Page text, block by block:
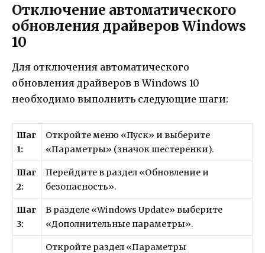
Отключение автоматического
обновления драйверов Windows
10
Для отключения автоматического
обновления драйверов в Windows 10
необходимо выполнить следующие шаги:
Шаг
1:
Откройте меню «Пуск» и выберите
«Параметры» (значок шестеренки).
Шаг
2:
Перейдите в раздел «Обновление и
безопасность».
Шаг
3:
В разделе «Windows Update» выберите
«Дополнительные параметры».
Откройте раздел «Параметры